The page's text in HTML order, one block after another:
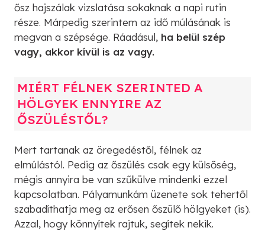
ősz hajszálak vizslatása sokaknak a napi rutin
része. Márpedig szerintem az idő múlásának is
megvan a szépsége. Ráadásul, ha belül szép
vagy, akkor kívül is az vagy.
MIÉRT FÉLNEK SZERINTED A
HÖLGYEK ENNYIRE AZ
ŐSZÜLÉSTŐL?
Mert tartanak az öregedéstől, félnek az
elmúlástól. Pedig az őszülés csak egy külsőség,
mégis annyira be van szűkülve mindenki ezzel
kapcsolatban. Pályamunkám üzenete sok tehertől
szabadíthatja meg az erősen őszülő hölgyeket (is).
Azzal, hogy könnyítek rajtuk, segítek nekik.